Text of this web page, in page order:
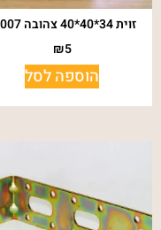
זוית 34*40*40 צהובה A-007
₪5
הוספה לסל